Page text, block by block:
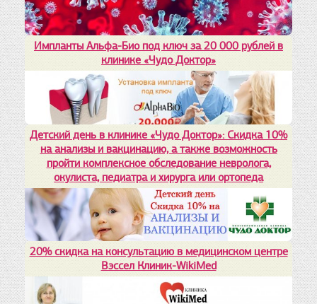
Импланты Альфа-Био под ключ за 20 000 рублей в
клинике «Чудо Доктор»
Детский день в клинике «Чудо Доктор»: Скидка 10%
на анализы и вакцинацию, а также возможность
пройти комплексное обследование невролога,
окулиста, педиатра и хирурга или ортопеда
20% скидка на консультацию в медицинском центре
Вэссел Клиник-WikiMed